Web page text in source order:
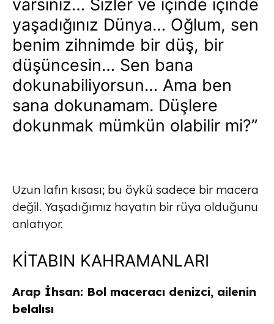
varsınız… Sizler ve içinde içinde
yaşadığınız Dünya… Oğlum, sen
benim zihnimde bir düş, bir
düşüncesin… Sen bana
dokunabiliyorsun… Ama ben
sana dokunamam. Düşlere
dokunmak mümkün olabilir mi?”
Uzun lafın kısası; bu öykü sadece bir macera
değil. Yaşadığımız hayatın bir rüya olduğunu
anlatıyor.
KİTABIN KAHRAMANLARI
Arap İhsan: Bol maceracı denizci, ailenin
belalısı